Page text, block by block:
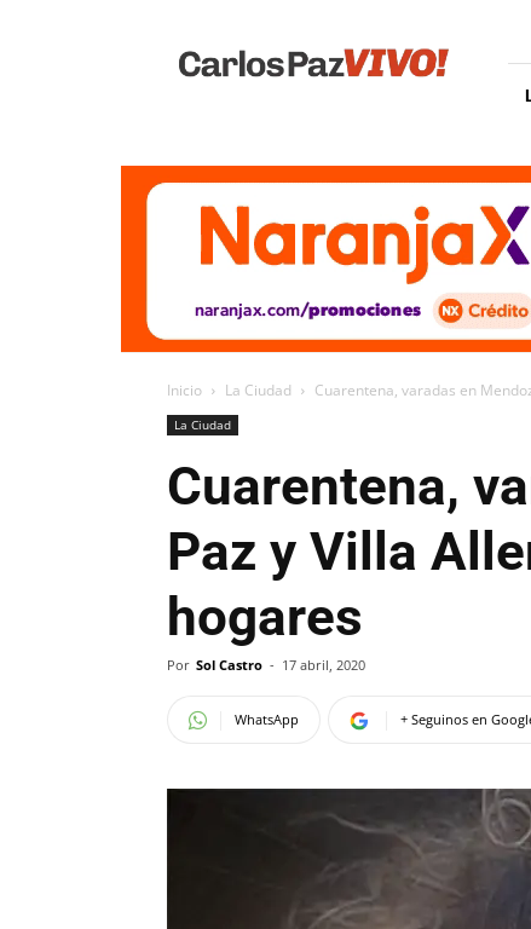
Vivo
Inicio La Ciudad Cuarentena, varadas en
La Ciudad
Cuarentena,
Paz y Villa
hogares
Por Sol Castro - 17 abril, 2020
WhatsApp + Seguinos en